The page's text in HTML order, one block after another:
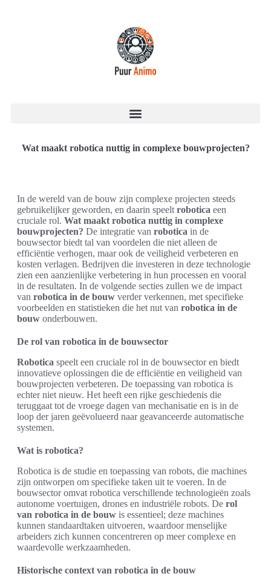
Wat maakt robotica nuttig in complexe bouwprojecten?
In de wereld van de bouw zijn complexe projecten steeds
gebruikelijker geworden, en daarin speelt robotica een
cruciale rol. Wat maakt robotica nuttig in complexe
bouwprojecten? De integratie van robotica in de
bouwsector biedt tal van voordelen die niet alleen de
efficiëntie verhogen, maar ook de veiligheid verbeteren en
kosten verlagen. Bedrijven die investeren in deze technologie
zien een aanzienlijke verbetering in hun processen en vooral
in de resultaten. In de volgende secties zullen we de impact
van robotica in de bouw verder verkennen, met specifieke
voorbeelden en statistieken die het nut van robotica in de
bouw onderbouwen.
De rol van robotica in de bouwsector
Robotica speelt een cruciale rol in de bouwsector en biedt
innovatieve oplossingen die de efficiëntie en veiligheid van
bouwprojecten verbeteren. De toepassing van robotica is
echter niet nieuw. Het heeft een rijke geschiedenis die
teruggaat tot de vroege dagen van mechanisatie en is in de
loop der jaren geëvolueerd naar geavanceerde automatische
systemen.
Wat is robotica?
Robotica is de studie en toepassing van robots, die machines
zijn ontworpen om specifieke taken uit te voeren. In de
bouwsector omvat robotica verschillende technologieën zoals
autonome voertuigen, drones en industriële robots. De rol
van robotica in de bouw is essentieel; deze machines
kunnen standaardtaken uitvoeren, waardoor menselijke
arbeiders zich kunnen concentreren op meer complexe en
waardevolle werkzaamheden.
Historische context van robotica in de bouw